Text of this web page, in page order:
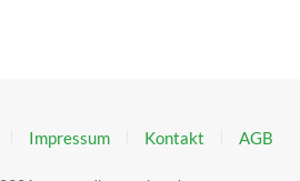
Impressum Kontakt AGB